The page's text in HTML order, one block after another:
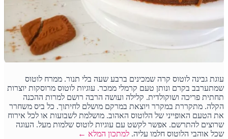
עוגת גבינה לוטוס קרה שמכינים ברבע שעה בלי תנור. ממרח לוטוס
שמתערבב בקרם ונותן טעם קרמלי ממכר. עוגיות לוטוס מרוסקות יוצרות
תחתית פריכה ושוקולדית. קלילה ועושה הרבה רושם למרות ההכנה
הקלה. מתקררת במקרר ויוצאת במרקם מושלם לחיתוך. כל ביס משחרר
את הטעם האופייני של הלוטוס האהוב. מושלמת לשבועות או לכל אירוח
שרוצים להתרשם. אפשר לקשט עם עוגיות לוטוס שלמות מעל. העוגה
שכל אוהבי הלוטוס חלמו עליה.למתכון המלא ←